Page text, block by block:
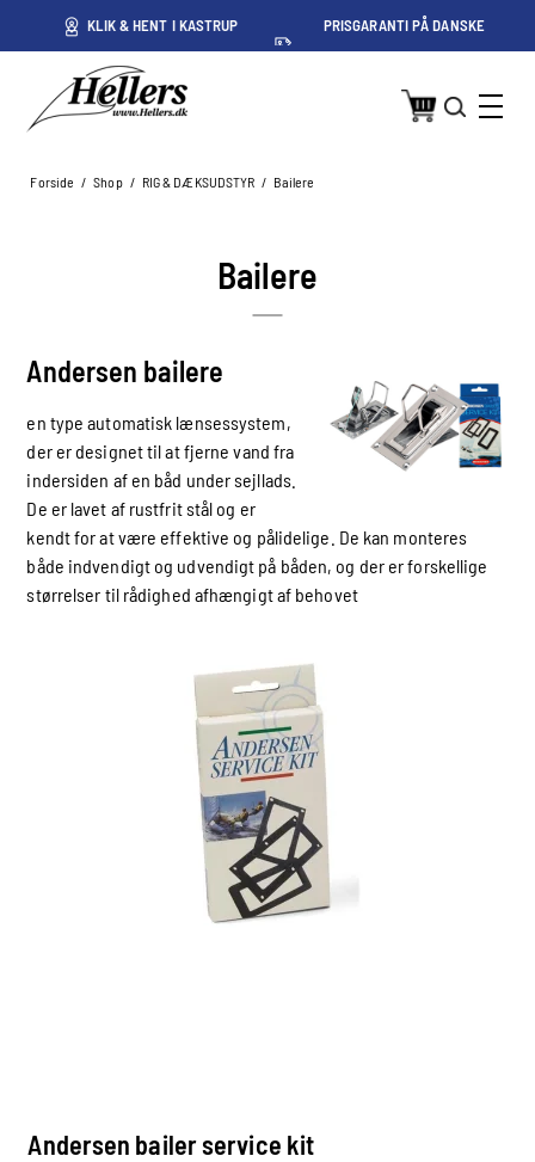
KLIK & HENT I KASTRUP PRISGARANTI PÅ DANSKE
Forside / Shop / RIG & DÆKSUDSTYR / Bailere
Bailere
Andersen bailere
en type automatisk lænsessystem,
der er designet til at fjerne vand fra
indersiden af en båd under sejllads.
De er lavet af rustfrit stål og er
kendt for at være effektive og pålidelige. De kan monteres
både indvendigt og udvendigt på båden, og der er forskellige
størrelser til rådighed afhængigt af behovet
Andersen bailer service kit